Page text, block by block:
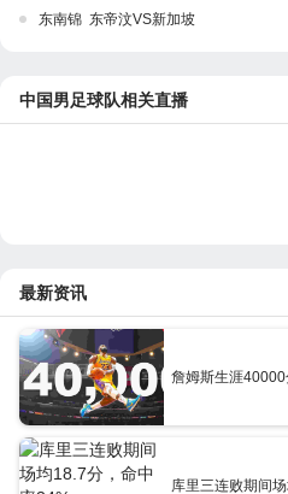
东南锦 东帝汶VS新加坡
中国男足球队相关直播
最新资讯
詹姆斯生涯40000
库里三连败期间